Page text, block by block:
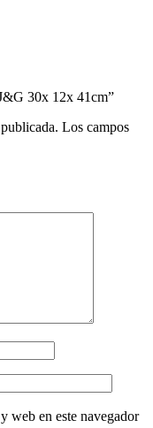
30x 12x 41cm”
Los campos
web en este navegador